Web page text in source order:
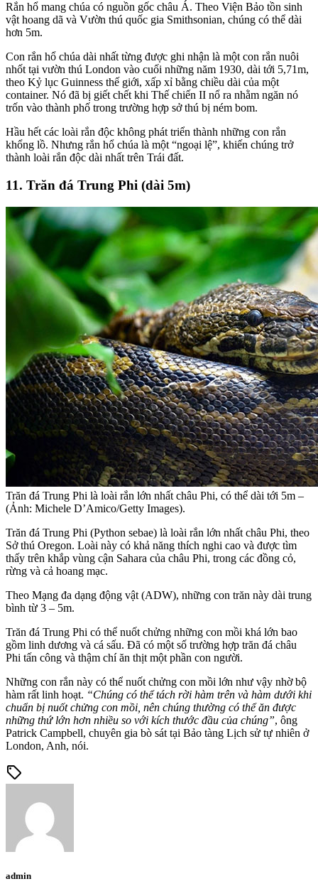
Rắn hổ mang chúa có nguồn gốc châu Á. Theo Viện Bảo tồn sinh
vật hoang dã và Vườn thú quốc gia Smithsonian, chúng có thể dài
hơn 5m.
Con rắn hổ chúa dài nhất từng được ghi nhận là một con rắn nuôi
nhốt tại vườn thú London vào cuối những năm 1930, dài tới 5,71m,
theo Kỷ lục Guinness thế giới, xấp xỉ bằng chiều dài của một
container. Nó đã bị giết chết khi Thế chiến II nổ ra nhằm ngăn nó
trốn vào thành phố trong trường hợp sở thú bị ném bom.
Hầu hết các loài rắn độc không phát triển thành những con rắn
khổng lồ. Nhưng rắn hổ chúa là một “ngoại lệ”, khiến chúng trở
thành loài rắn độc dài nhất trên Trái đất.
11. Trăn đá Trung Phi (dài 5m)
Trăn đá Trung Phi là loài rắn lớn nhất châu Phi, có thể dài tới 5m –
(Ảnh: Michele D’Amico/Getty Images).
Trăn đá Trung Phi (Python sebae) là loài rắn lớn nhất châu Phi, theo
Sở thú Oregon. Loài này có khả năng thích nghi cao và được tìm
thấy trên khắp vùng cận Sahara của châu Phi, trong các đồng cỏ,
rừng và cả hoang mạc.
Theo Mạng đa dạng động vật (ADW), những con trăn này dài trung
bình từ 3 – 5m.
Trăn đá Trung Phi có thể nuốt chửng những con mồi khá lớn bao
gồm linh dương và cá sấu. Đã có một số trường hợp trăn đá châu
Phi tấn công và thậm chí ăn thịt một phần con người.
Những con rắn này có thể nuốt chửng con mồi lớn như vậy nhờ bộ
hàm rất linh hoạt. “Chúng có thể tách rời hàm trên và hàm dưới khi
chuẩn bị nuốt chửng con mồi, nên chúng thường có thể ăn được
những thứ lớn hơn nhiều so với kích thước đầu của chúng”, ông
Patrick Campbell, chuyên gia bò sát tại Bảo tàng Lịch sử tự nhiên ở
London, Anh, nói.
sell
admin